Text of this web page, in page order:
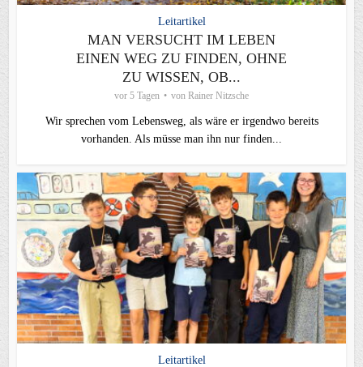
Leitartikel
MAN VERSUCHT IM LEBEN
EINEN WEG ZU FINDEN, OHNE
ZU WISSEN, OB...
vor 5 Tagen von Rainer Nitzsche
Wir sprechen vom Lebensweg, als wäre er irgendwo bereits
vorhanden. Als müsse man ihn nur finden...
Leitartikel